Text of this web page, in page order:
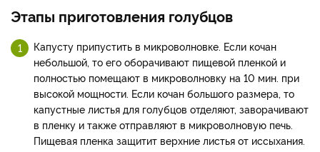
Этапы приготовления голубцов
Капусту припустить в микроволновке. Если кочан
небольшой, то его оборачивают пищевой пленкой и
полностью помещают в микроволновку на 10 мин. при
высокой мощности. Если кочан большого размера, то
капустные листья для голубцов отделяют, заворачивают
в пленку и также отправляют в микроволновую печь.
Пищевая пленка защитит верхние листья от иссыхания.